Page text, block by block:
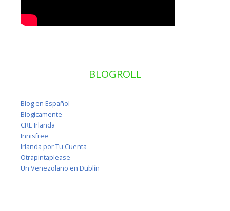
BLOGROLL
Blog en Español
Blogicamente
CRE Irlanda
Innisfree
Irlanda por Tu Cuenta
Otrapintaplease
Un Venezolano en Dublín